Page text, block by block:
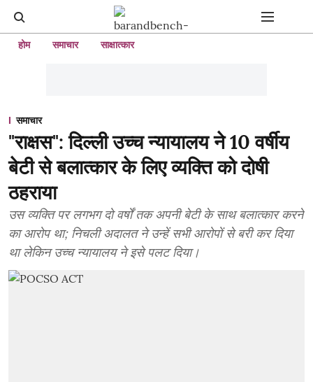
होम समाचार साक्षात्कार
समाचार
"राक्षस": दिल्ली उच्च न्यायालय ने 10 वर्षीय
बेटी से बलात्कार के लिए व्यक्ति को दोषी
ठहराया
उस व्यक्ति पर लगभग दो वर्षों तक अपनी बेटी के साथ बलात्कार करने
का आरोप था; निचली अदालत ने उन्हें सभी आरोपों से बरी कर दिया
था लेकिन उच्च न्यायालय ने इसे पलट दिया।